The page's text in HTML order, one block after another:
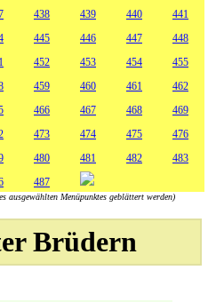
438 439 440
441
445 446 447
448
452 453 454
455
459 460 461
462
466 467 468
469
473 474 475
476
480 481 482 483
487
ausgewählten Menüpunktes geblättert werden)
Brüdern